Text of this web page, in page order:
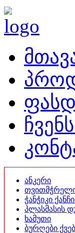
ანკერი
ჭანჭიკი
პლასმასის
ხამუთი
ბურღები